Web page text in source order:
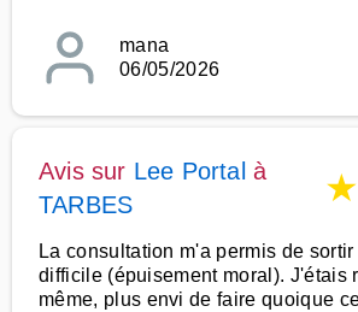
mana
06/05/2026
Avis sur Lee Portal à
TARBES
★
La consultation m'a permis de
difficile (épuisement moral). J'étais
même, plus envi de faire quoique